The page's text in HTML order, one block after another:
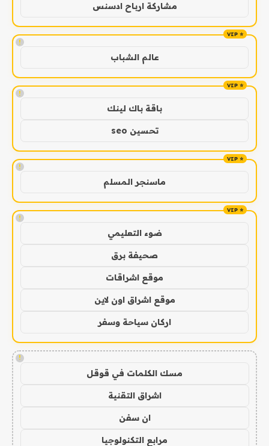
مشاركة ارباح ادسنس
!
عالم الشباب
!
باقة باك لينك
تحسين seo
!
ماسنجر المسلم
!
ضوء التعليمي
صحيفة برق
موقع اشراقات
موقع اشراق اون لاين
اركان سياحة وسفر
!
مسك الكلمات في قوقل
اشراق التقنية
ان سفن
مرابع التكنولوجيا